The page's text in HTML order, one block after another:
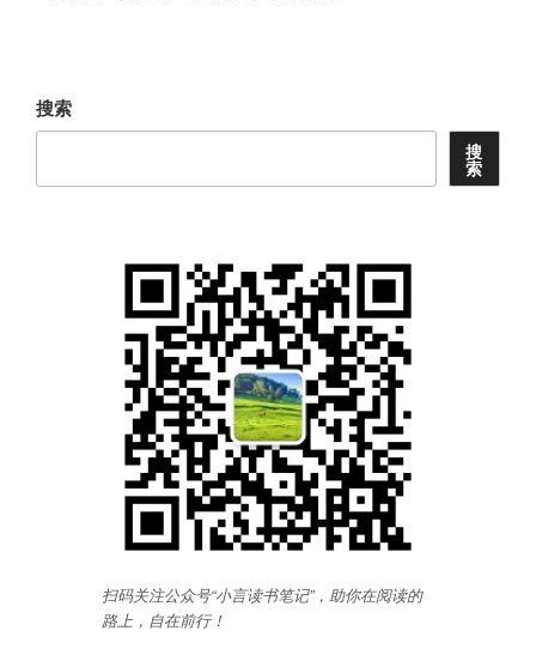
搜索
搜
索
扫码关注公众号“小言读书笔记”，助你在阅读的
路上，自在前行！